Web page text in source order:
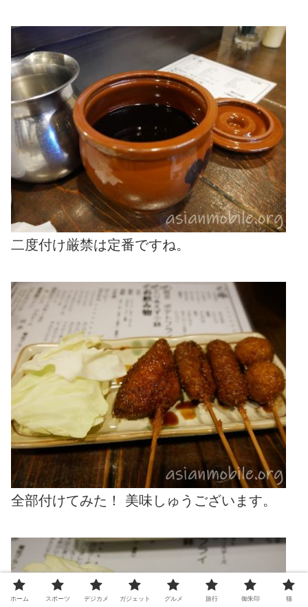
二度付け厳禁は定番ですね。
全部付けてみた！ 美味しゅうございます。
ホーム スポーツ デジカメ ガジェット グルメ 旅行 御朱印 猫